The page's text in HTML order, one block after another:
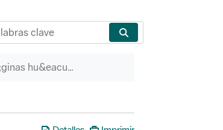
P&aacute;ginas hu&eacute;rfanas